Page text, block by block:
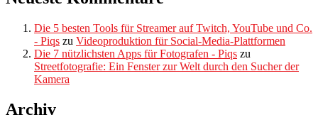
Die 5 besten Tools für Streamer auf Twitch, YouTube und Co.
- Piqs zu Videoproduktion für Social-Media-Plattformen
Die 7 nützlichsten Apps für Fotografen - Piqs zu
Streetfotografie: Ein Fenster zur Welt durch den Sucher der
Kamera
Archiv